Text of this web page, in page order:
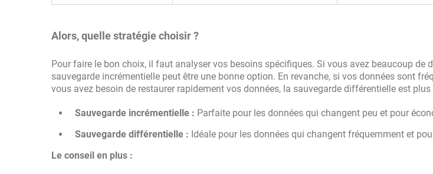
Alors, quelle stratégie choisir ?
Pour faire le bon choix, il faut analyser vos besoins spécifiques. Si vous avez beaucoup de
sauvegarde incrémentielle peut être une bonne option. En revanche, si vos données sont
vous avez besoin de restaurer rapidement vos données, la sauvegarde différentielle est plus
Sauvegarde incrémentielle : Parfaite pour les données qui changent peu et pour
Sauvegarde différentielle : Idéale pour les données qui changent fréquemment et
Le conseil en plus :